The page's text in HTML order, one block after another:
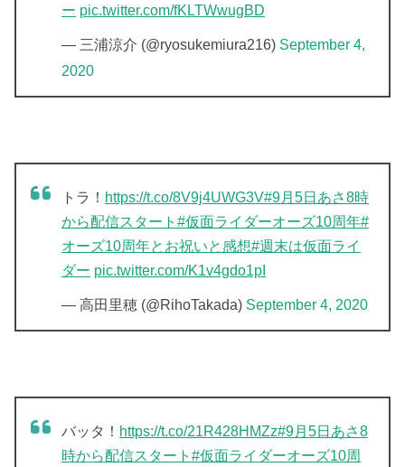
ー pic.twitter.com/fKLTWwugBD
— 三浦涼介 (@ryosukemiura216) September 4,
2020
トラ！ https://t.co/8V9j4UWG3V#9月5日あさ8時
から配信スタート #仮面ライダーオーズ10周年#
オーズ10周年とお祝いと感想#週末は仮面ライ
ダー pic.twitter.com/K1v4gdo1pI
— 高田里穂 (@RihoTakada) September 4, 2020
バッタ！ https://t.co/21R428HMZz#9月5日あさ8
時から配信スタート #仮面ライダーオーズ10周